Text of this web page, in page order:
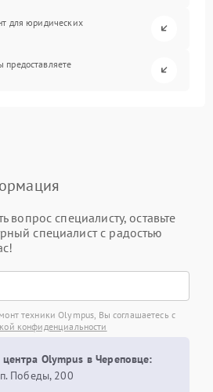
для юридических
вопрос специалисту, оставьте
специалист с радостью
техники Olympus, Вы соглашаетесь с
конфиденциальности
Olympus в Череповце:
Победы, 200